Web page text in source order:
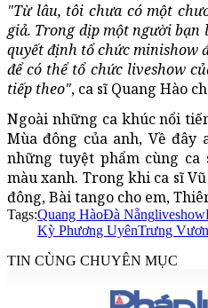
"Từ lâu, tôi chưa có một
giả. Trong dịp một người bạn
quyết định tổ chức minishow
để có thể tổ chức liveshow
tiếp theo", ca sĩ Quang Hào
Ngoài những ca khúc nổi
Mùa đông của anh, Về đây
những tuyệt phẩm cùng ca
màu xanh. Trong khi ca sĩ
đông, Bài tango cho em,
Tags:Quang HàoĐà Nẵngliveshow
Kỳ Phương UyênTrưng
TIN CÙNG CHUYÊN MỤC